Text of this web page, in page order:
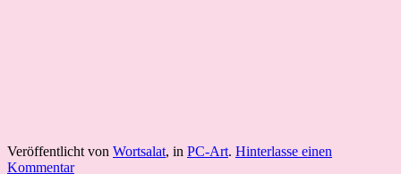
Veröffentlicht von Wortsalat, in PC-Art. Hinterlasse einen
Kommentar